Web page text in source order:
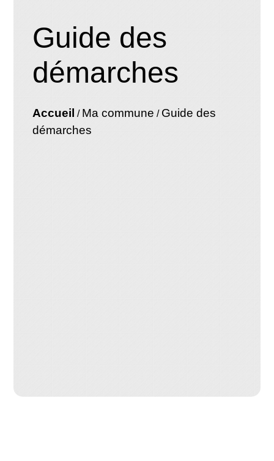
Guide des
démarches
Accueil / Ma commune / Guide des
démarches